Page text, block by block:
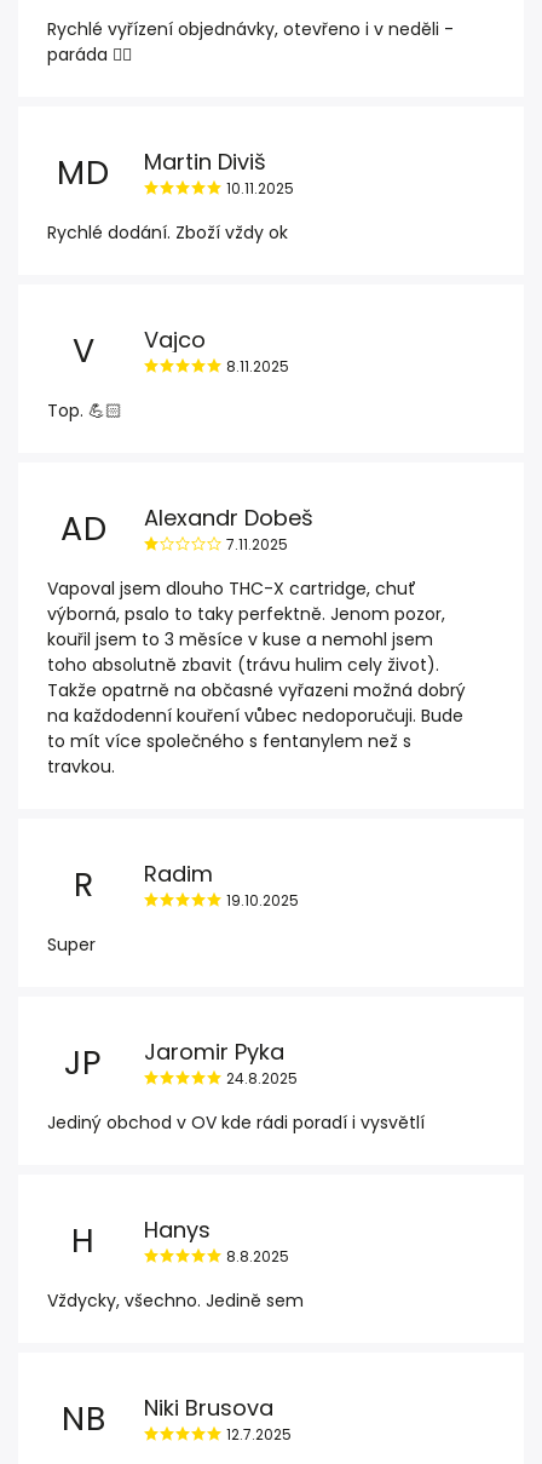
Rychlé vyřízení objednávky, otevřeno i v neděli -
paráda 👍🏽
MD Martin Diviš
10.11.2025
Rychlé dodání. Zboží vždy ok
V Vajco
8.11.2025
Top. 💪🏻
AD Alexandr Dobeš
7.11.2025
Vapoval jsem dlouho THC-X cartridge, chuť
výborná, psalo to taky perfektně. Jenom pozor,
kouřil jsem to 3 měsíce v kuse a nemohl jsem
toho absolutně zbavit (trávu hulim cely život).
Takže opatrně na občasné vyřazeni možná dobrý
na každodenní kouření vůbec nedoporučuji. Bude
to mít více společného s fentanylem než s
travkou.
R Radim
19.10.2025
Super
JP Jaromir Pyka
24.8.2025
Jediný obchod v OV kde rádi poradí i vysvětlí
H Hanys
8.8.2025
Vždycky, všechno. Jedině sem
NB Niki Brusova
12.7.2025